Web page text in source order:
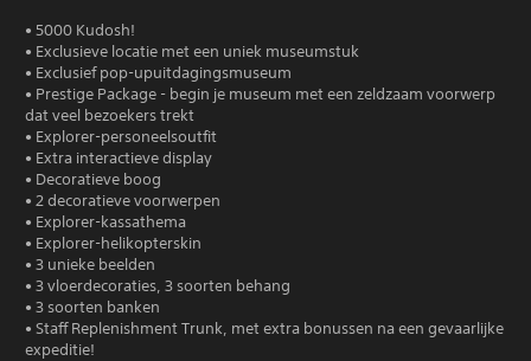
• 5000 Kudosh!
• Exclusieve locatie met een uniek museumstuk
• Exclusief pop-upuitdagingsmuseum
• Prestige Package - begin je museum met een zeldzaam voorwerp
dat veel bezoekers trekt
• Explorer-personeelsoutfit
• Extra interactieve display
• Decoratieve boog
• 2 decoratieve voorwerpen
• Explorer-kassathema
• Explorer-helikopterskin
• 3 unieke beelden
• 3 vloerdecoraties, 3 soorten behang
• 3 soorten banken
• Staff Replenishment Trunk, met extra bonussen na een gevaarlijke
expeditie!